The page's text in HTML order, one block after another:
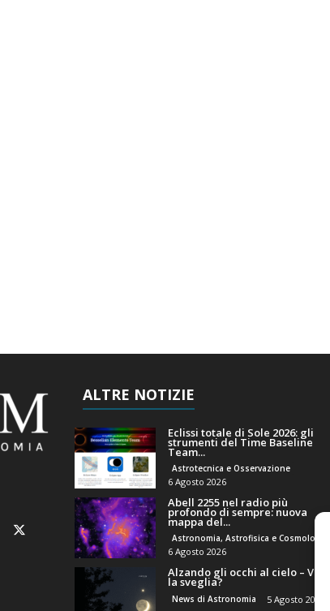
ALTRE NOTIZIE
Eclissi totale di Sole 2026: gli
strumenti del Time Baseline
Team...
Astrotecnica e Osservazione
6 Agosto 2026
Abell 2255 nel radio più
profondo di sempre: nuova
mappa del...
Astronomia, Astrofisica e Cosmologia
6 Agosto 2026
Alzando gli occhi al cielo – Vale
la sveglia?
News di Astronomia 5 Agosto 2026